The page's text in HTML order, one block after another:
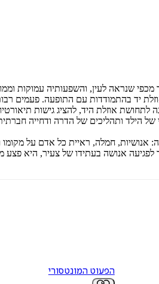
מכפי שנראה לעין, והשפעותיה עמוקות
יד בהתמודדות עם התופעה. פעמים
אוזלת היד, להציג גישות
הילד ותהליכים של הדרה ודחייה חברתית
חמלה, ראיית כל אדם על מקומו
לפגיעה אנושה בעתידו של צעיר, היא
הפעוט המונטסורי